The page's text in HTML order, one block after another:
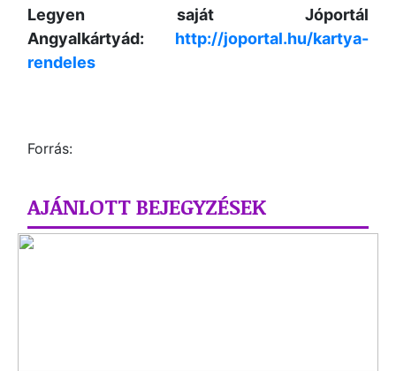
Legyen saját Jóportál
Angyalkártyád: http://joportal.hu/kartya-
rendeles
Forrás:
AJÁNLOTT BEJEGYZÉSEK